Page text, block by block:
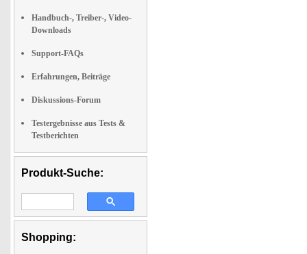
Handbuch-, Treiber-, Video-
Downloads
Support-FAQs
Erfahrungen, Beiträge
Diskussions-Forum
Testergebnisse aus Tests &
Testberichten
Produkt-Suche:
Shopping: